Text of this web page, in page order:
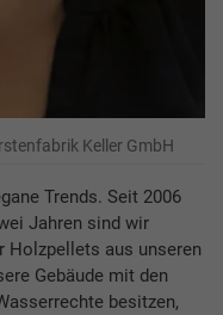
Keller GmbH
Trends. Seit 2006
Jahren sind wir
Holzpellets aus unseren
Gebäude mit den
besitzen,